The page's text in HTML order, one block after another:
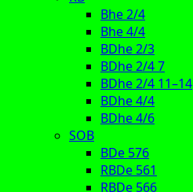
Bhe 2/4
Bhe 4/4
BDhe 2/3
BDhe 2/4 7
BDhe 2/4 11–14
BDhe 4/4
BDhe 4/6
SOB
BDe 576
RBDe 561
RBDe 566